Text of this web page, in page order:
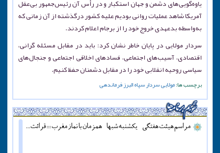
یاوه‌گویی‌های دشمن و جهان استکبار و در رأس آن رئیس‌جمهور بی‌عقل
آمریکا شاهد عملیات روانی بودیم علیه کشور درگذشته از آن زمانی که
به‌واسطه بدعهدی خروج خود را از برجام اعلام کردند.
سردار مولایی در پایان خاطر نشان کرد: باید در مقابل مسئله گرانی،
اقتصادی، آسیب‌های اجتماعی، فسادهای اخلاقی اجتماعی و جنجال‌های
سیاسی روحیه انقلابی خود را در مقابل دشمنان حفظ کنیم.
برچسب ها:مولاییسردار سپاهالبرز فرماندهی
مراسم هیئت هفتگی - یکشنبه شبها - همزمان با نماز مغرب ::: قرائت دعای آل یاسین - پنج شنبه ها قبل از اذان مغرب ::: همه روزه نماز جماعت مغرب و عشاء برگزار میشود